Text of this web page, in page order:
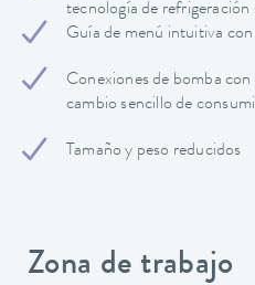
tecnología de refrigeración
Guía de menú intuitiva
Conexiones de bomba
cambio sencillo de
Tamaño y peso reducidos
Zona de trabajo